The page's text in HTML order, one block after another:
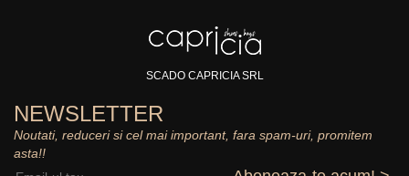
SCADO CAPRICIA SRL
NEWSLETTER
Noutati, reduceri si cel mai important, fara spam-uri, promitem
asta!!